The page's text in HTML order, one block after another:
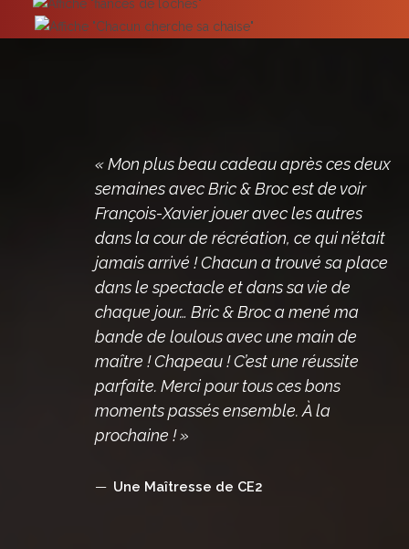
« Mon plus beau cadeau après ces deux
semaines avec Bric & Broc est de voir
François-Xavier jouer avec les autres
dans la cour de récréation, ce qui n’était
jamais arrivé ! Chacun a trouvé sa place
dans le spectacle et dans sa vie de
chaque jour… Bric & Broc a mené ma
bande de loulous avec une main de
maître ! Chapeau ! C’est une réussite
parfaite. Merci pour tous ces bons
moments passés ensemble. À la
prochaine ! »
Une Maîtresse de CE2